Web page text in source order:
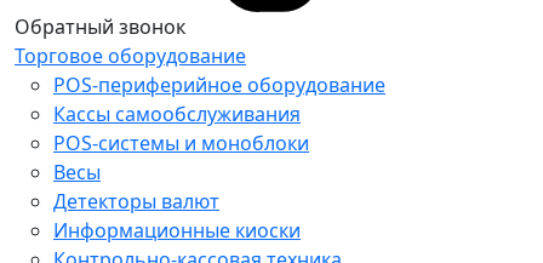
Обратный звонок
Торговое оборудование
POS-периферийное оборудование
Кассы самообслуживания
POS-системы и моноблоки
Весы
Детекторы валют
Информационные киоски